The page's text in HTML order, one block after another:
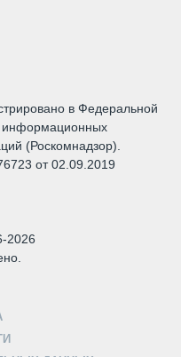
в Федеральной
информационных
(Роскомнадзор).
от 02.09.2019
2026